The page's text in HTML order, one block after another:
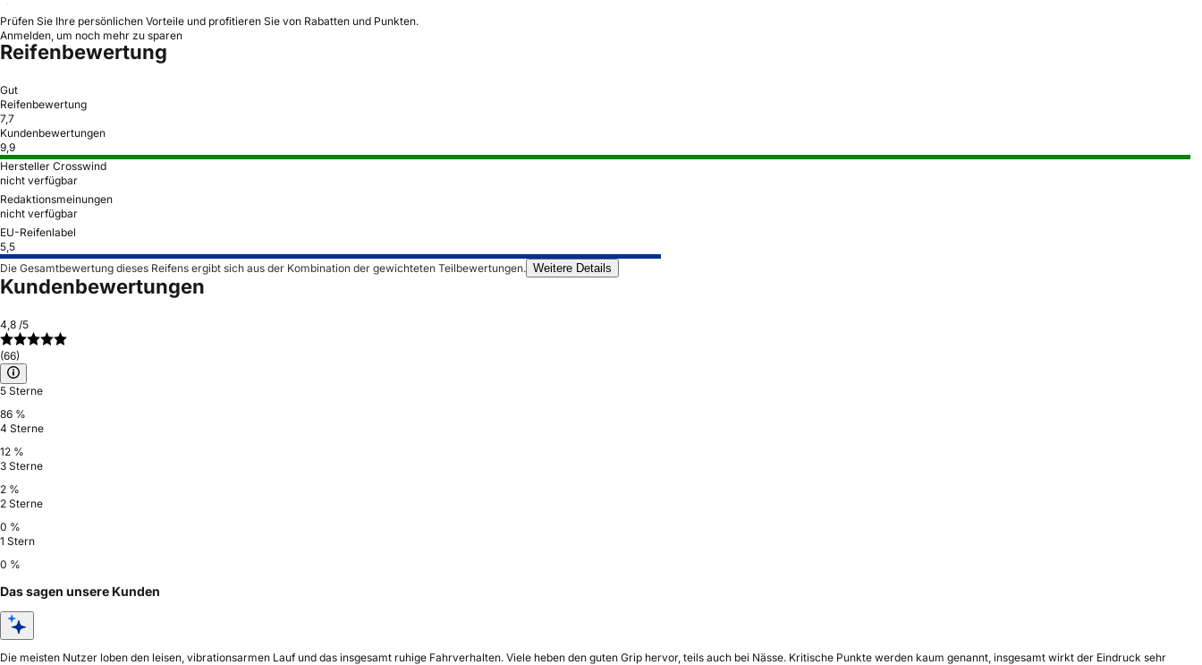
Prüfen Sie Ihre persönlichen Vorteile und profitieren Sie von Rabatten und Punkten.
Anmelden, um noch mehr zu sparen
Reifenbewertung
Gut
Reifenbewertung
7,7
Kundenbewertungen
9,9
Hersteller Crosswind
nicht verfügbar
Redaktionsmeinungen
nicht verfügbar
EU-Reifenlabel
5,5
Die Gesamtbewertung dieses Reifens ergibt sich aus der Kombination der gewichteten Teilbewertungen. Weitere Details
Kundenbewertungen
4,8 /5
(66)
5 Sterne
86 %
4 Sterne
12 %
3 Sterne
2 %
2 Sterne
0 %
1 Stern
0 %
Das sagen unsere Kunden
Die meisten Nutzer loben den leisen, vibrationsarmen Lauf und das insgesamt ruhige Fahrverhalten. Viele heben den guten Grip hervor, teils auch bei Nässe. Kritische Punkte werden kaum genannt, insgesamt wirkt der Eindruck sehr